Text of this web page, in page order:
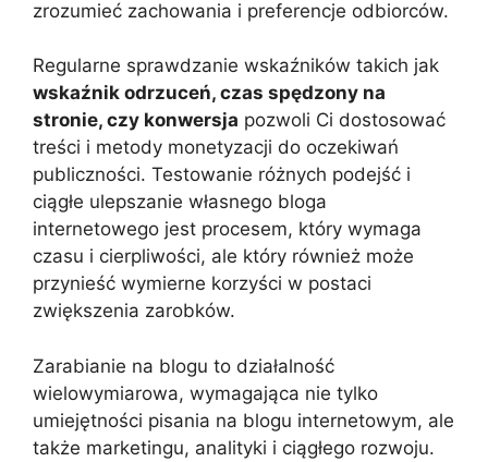
zrozumieć zachowania i preferencje odbiorców.
Regularne sprawdzanie wskaźników takich jak
wskaźnik odrzuceń, czas spędzony na
stronie, czy konwersja pozwoli Ci dostosować
treści i metody monetyzacji do oczekiwań
publiczności. Testowanie różnych podejść i
ciągłe ulepszanie własnego bloga
internetowego jest procesem, który wymaga
czasu i cierpliwości, ale który również może
przynieść wymierne korzyści w postaci
zwiększenia zarobków.
Zarabianie na blogu to działalność
wielowymiarowa, wymagająca nie tylko
umiejętności pisania na blogu internetowym, ale
także marketingu, analityki i ciągłego rozwoju.